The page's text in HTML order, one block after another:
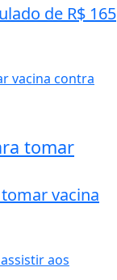
de R$ 165
tomar
vacina